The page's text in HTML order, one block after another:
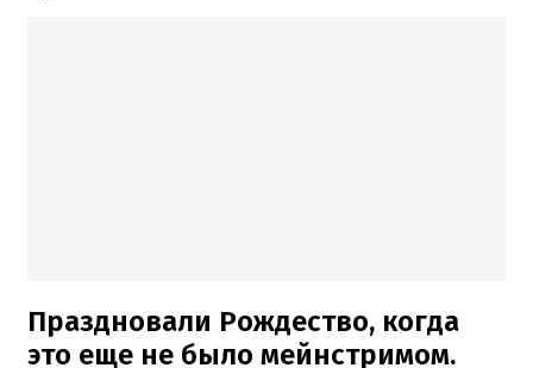
Праздновали Рождество, когда
это еще не было мейнстримом.